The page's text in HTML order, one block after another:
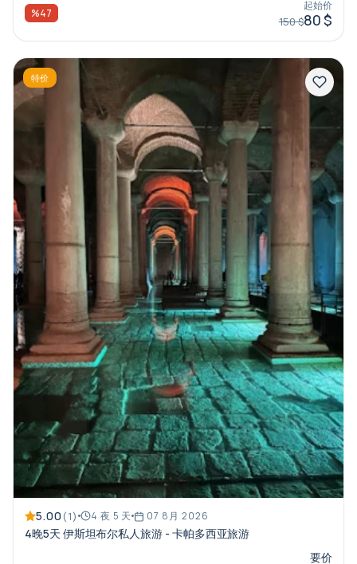
%47
起始价
150 $80 $
特价
5.00 (1) 4 夜 5 天 07 8月 2026
4晚5天 伊斯坦布尔私人旅游 - 卡帕多西亚旅游
要价